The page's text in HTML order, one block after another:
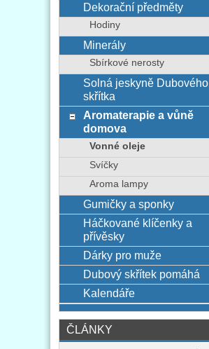
Dekorační předměty
Hodiny
Minerály
Sbírkové nerosty
Solná jeskyně Dubového
skřítka
Aromaterapie a vůně
domova
Vonné oleje
Svíčky
Aroma lampy
Gumičky a sponky
Háčkované klíčenky a
přívěsky
Dárky pro muže
Dubový skřítek pomáhá
Kalendáře
ČLÁNKY